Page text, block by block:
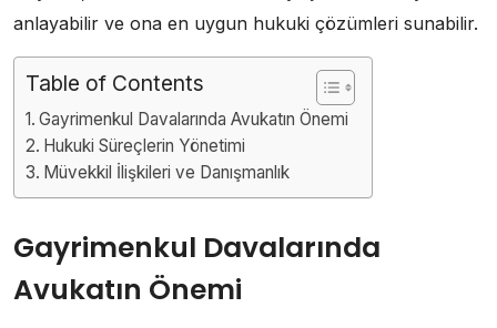
anlayabilir ve ona en uygun hukuki çözümleri sunabilir.
Table of Contents
Gayrimenkul Davalarında Avukatın Önemi
Hukuki Süreçlerin Yönetimi
Müvekkil İlişkileri ve Danışmanlık
Gayrimenkul Davalarında
Avukatın Önemi